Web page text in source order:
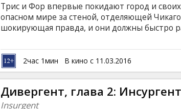
Трис и Фор впервые покидают город и
опасном мире за стеной, отделяющей
шокирующая правда, и они должны быстро
угрожает всему человечеству. Чтобы
непростой выбор между мужеством,
необходимостью идти на жертвы. Фильм на
на латышском и русском языках.
2час 1мин В кино с 11.03.2016
Дивергент, глава 2: Инсургент
Insurgent